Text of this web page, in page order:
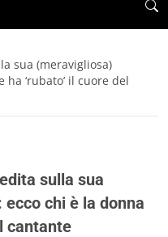
sua (meravigliosa)
‘rubato’ il cuore del
sulla sua
chi è la donna
cantante